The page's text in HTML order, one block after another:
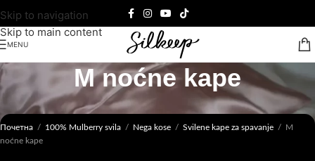
Skip to navigation
Skip to main content
MENU
M noćne kape
Почетна / 100% Mulberry svila / Nega kose / Svilene kape za spavanje / M
noćne kape